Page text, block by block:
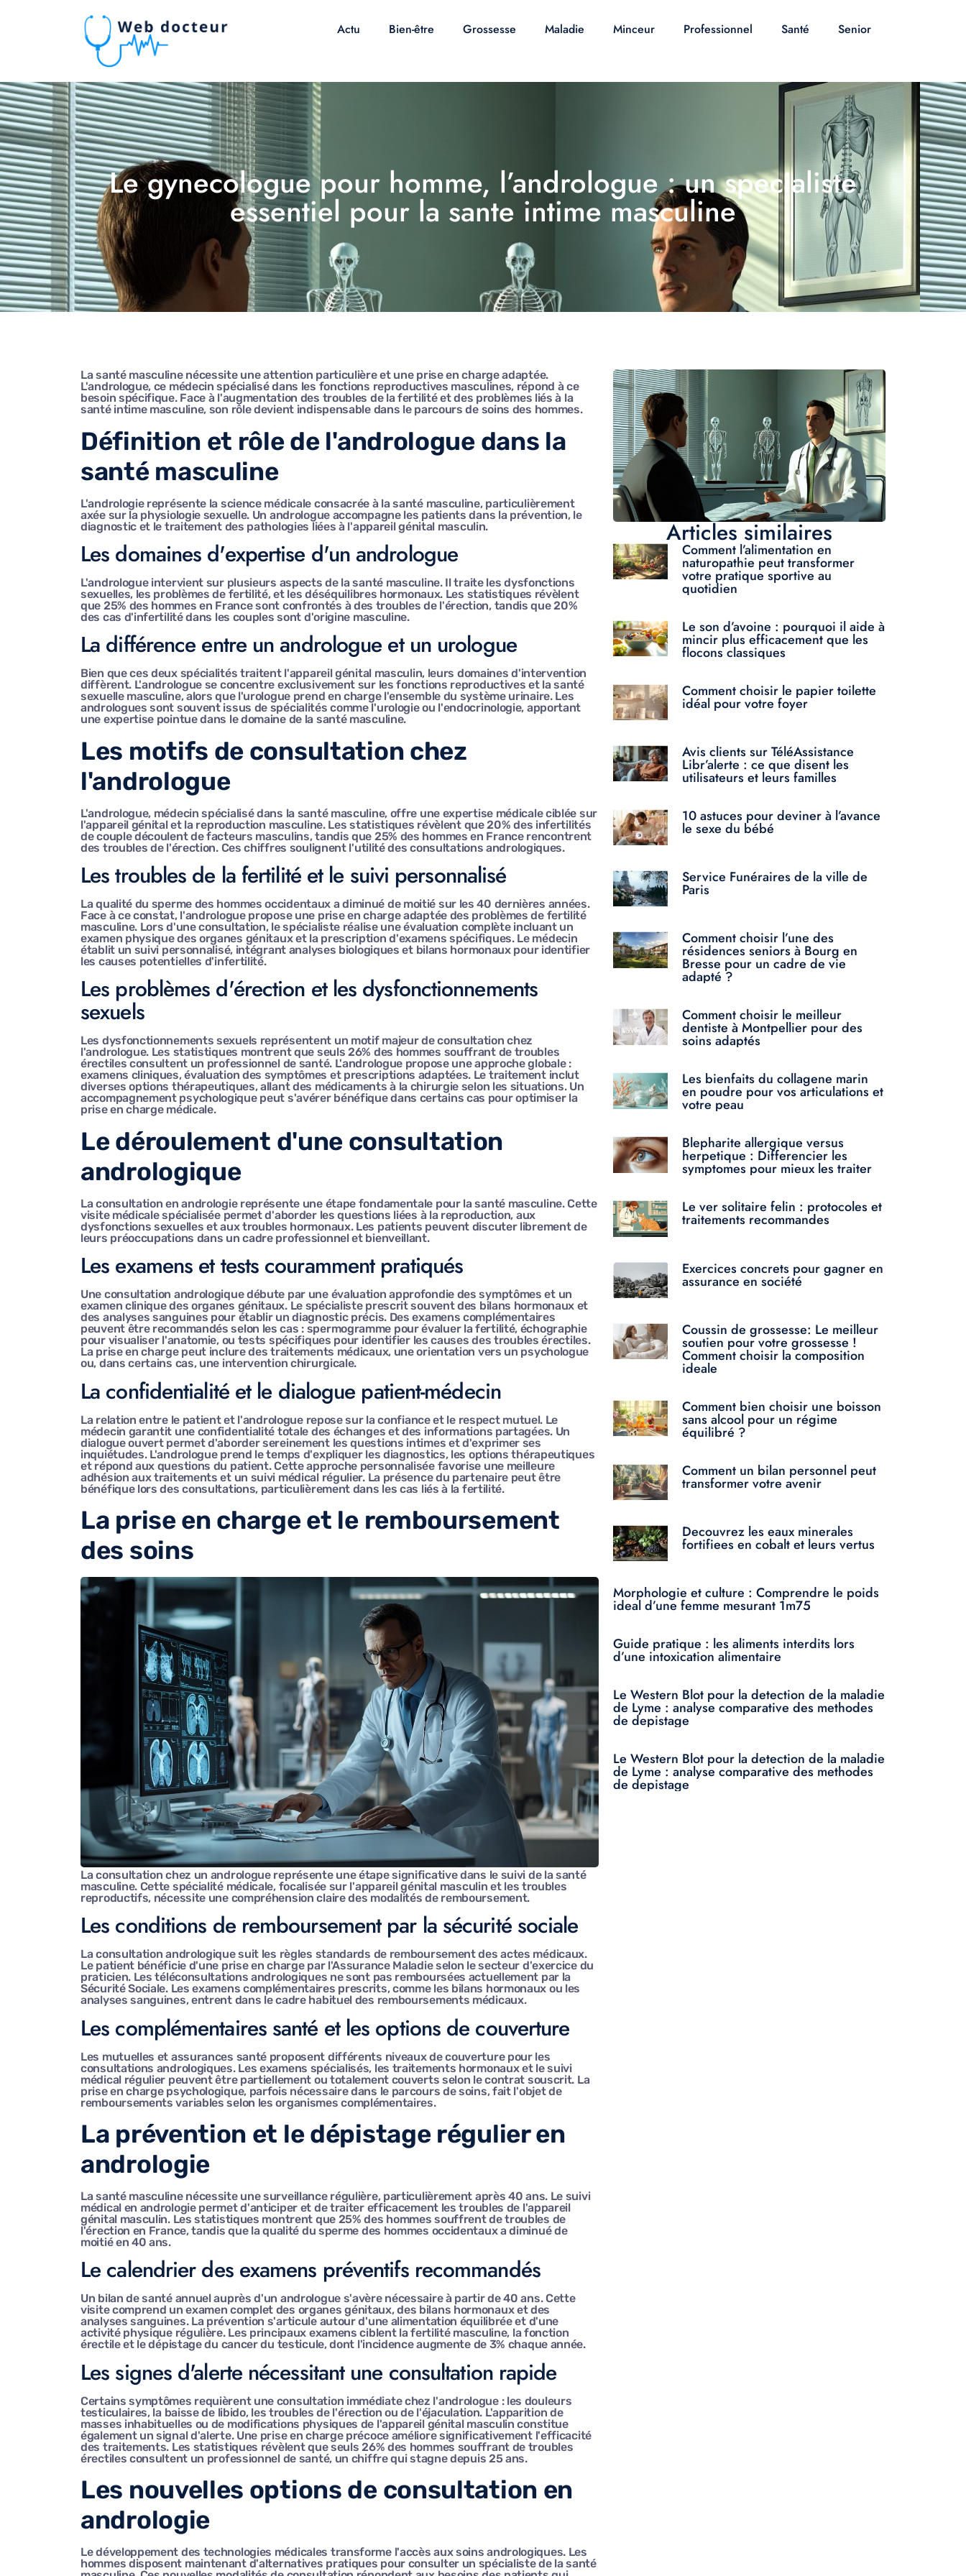
Actu Bien-être Grossesse Maladie Minceur Professionnel Santé Senior
Le gynecologue pour homme, l’andrologue : un specialiste
essentiel pour la sante intime masculine
La santé masculine nécessite une attention particulière et une prise en charge adaptée.
L'andrologue, ce médecin spécialisé dans les fonctions reproductives masculines, répond à ce
besoin spécifique. Face à l'augmentation des troubles de la fertilité et des problèmes liés à la
santé intime masculine, son rôle devient indispensable dans le parcours de soins des hommes.
Définition et rôle de l'andrologue dans la
santé masculine
L'andrologie représente la science médicale consacrée à la santé masculine, particulièrement
axée sur la physiologie sexuelle. Un andrologue accompagne les patients dans la prévention, le
diagnostic et le traitement des pathologies liées à l'appareil génital masculin.
Les domaines d'expertise d'un andrologue
L'andrologue intervient sur plusieurs aspects de la santé masculine. Il traite les dysfonctions
sexuelles, les problèmes de fertilité, et les déséquilibres hormonaux. Les statistiques révèlent
que 25% des hommes en France sont confrontés à des troubles de l'érection, tandis que 20%
des cas d'infertilité dans les couples sont d'origine masculine.
La différence entre un andrologue et un urologue
Bien que ces deux spécialités traitent l'appareil génital masculin, leurs domaines d'intervention
diffèrent. L'andrologue se concentre exclusivement sur les fonctions reproductives et la santé
sexuelle masculine, alors que l'urologue prend en charge l'ensemble du système urinaire. Les
andrologues sont souvent issus de spécialités comme l'urologie ou l'endocrinologie, apportant
une expertise pointue dans le domaine de la santé masculine.
Les motifs de consultation chez
l'andrologue
L'andrologue, médecin spécialisé dans la santé masculine, offre une expertise médicale ciblée sur
l'appareil génital et la reproduction masculine. Les statistiques révèlent que 20% des infertilités
de couple découlent de facteurs masculins, tandis que 25% des hommes en France rencontrent
des troubles de l'érection. Ces chiffres soulignent l'utilité des consultations andrologiques.
Les troubles de la fertilité et le suivi personnalisé
La qualité du sperme des hommes occidentaux a diminué de moitié sur les 40 dernières années.
Face à ce constat, l'andrologue propose une prise en charge adaptée des problèmes de fertilité
masculine. Lors d'une consultation, le spécialiste réalise une évaluation complète incluant un
examen physique des organes génitaux et la prescription d'examens spécifiques. Le médecin
établit un suivi personnalisé, intégrant analyses biologiques et bilans hormonaux pour identifier
les causes potentielles d'infertilité.
Les problèmes d'érection et les dysfonctionnements
sexuels
Les dysfonctionnements sexuels représentent un motif majeur de consultation chez
l'andrologue. Les statistiques montrent que seuls 26% des hommes souffrant de troubles
érectiles consultent un professionnel de santé. L'andrologue propose une approche globale :
examens cliniques, évaluation des symptômes et prescriptions adaptées. Le traitement inclut
diverses options thérapeutiques, allant des médicaments à la chirurgie selon les situations. Un
accompagnement psychologique peut s'avérer bénéfique dans certains cas pour optimiser la
prise en charge médicale.
Le déroulement d'une consultation
andrologique
La consultation en andrologie représente une étape fondamentale pour la santé masculine. Cette
visite médicale spécialisée permet d'aborder les questions liées à la reproduction, aux
dysfonctions sexuelles et aux troubles hormonaux. Les patients peuvent discuter librement de
leurs préoccupations dans un cadre professionnel et bienveillant.
Les examens et tests couramment pratiqués
Une consultation andrologique débute par une évaluation approfondie des symptômes et un
examen clinique des organes génitaux. Le spécialiste prescrit souvent des bilans hormonaux et
des analyses sanguines pour établir un diagnostic précis. Des examens complémentaires
peuvent être recommandés selon les cas : spermogramme pour évaluer la fertilité, échographie
pour visualiser l'anatomie, ou tests spécifiques pour identifier les causes des troubles érectiles.
La prise en charge peut inclure des traitements médicaux, une orientation vers un psychologue
ou, dans certains cas, une intervention chirurgicale.
La confidentialité et le dialogue patient-médecin
La relation entre le patient et l'andrologue repose sur la confiance et le respect mutuel. Le
médecin garantit une confidentialité totale des échanges et des informations partagées. Un
dialogue ouvert permet d'aborder sereinement les questions intimes et d'exprimer ses
inquiétudes. L'andrologue prend le temps d'expliquer les diagnostics, les options thérapeutiques
et répond aux questions du patient. Cette approche personnalisée favorise une meilleure
adhésion aux traitements et un suivi médical régulier. La présence du partenaire peut être
bénéfique lors des consultations, particulièrement dans les cas liés à la fertilité.
La prise en charge et le remboursement
des soins
La consultation chez un andrologue représente une étape significative dans le suivi de la santé
masculine. Cette spécialité médicale, focalisée sur l'appareil génital masculin et les troubles
reproductifs, nécessite une compréhension claire des modalités de remboursement.
Les conditions de remboursement par la sécurité sociale
La consultation andrologique suit les règles standards de remboursement des actes médicaux.
Le patient bénéficie d'une prise en charge par l'Assurance Maladie selon le secteur d'exercice du
praticien. Les téléconsultations andrologiques ne sont pas remboursées actuellement par la
Sécurité Sociale. Les examens complémentaires prescrits, comme les bilans hormonaux ou les
analyses sanguines, entrent dans le cadre habituel des remboursements médicaux.
Les complémentaires santé et les options de couverture
Les mutuelles et assurances santé proposent différents niveaux de couverture pour les
consultations andrologiques. Les examens spécialisés, les traitements hormonaux et le suivi
médical régulier peuvent être partiellement ou totalement couverts selon le contrat souscrit. La
prise en charge psychologique, parfois nécessaire dans le parcours de soins, fait l'objet de
remboursements variables selon les organismes complémentaires.
La prévention et le dépistage régulier en
andrologie
La santé masculine nécessite une surveillance régulière, particulièrement après 40 ans. Le suivi
médical en andrologie permet d'anticiper et de traiter efficacement les troubles de l'appareil
génital masculin. Les statistiques montrent que 25% des hommes souffrent de troubles de
l'érection en France, tandis que la qualité du sperme des hommes occidentaux a diminué de
moitié en 40 ans.
Le calendrier des examens préventifs recommandés
Un bilan de santé annuel auprès d'un andrologue s'avère nécessaire à partir de 40 ans. Cette
visite comprend un examen complet des organes génitaux, des bilans hormonaux et des
analyses sanguines. La prévention s'articule autour d'une alimentation équilibrée et d'une
activité physique régulière. Les principaux examens ciblent la fertilité masculine, la fonction
érectile et le dépistage du cancer du testicule, dont l'incidence augmente de 3% chaque année.
Les signes d'alerte nécessitant une consultation rapide
Certains symptômes requièrent une consultation immédiate chez l'andrologue : les douleurs
testiculaires, la baisse de libido, les troubles de l'érection ou de l'éjaculation. L'apparition de
masses inhabituelles ou de modifications physiques de l'appareil génital masculin constitue
également un signal d'alerte. Une prise en charge précoce améliore significativement l'efficacité
des traitements. Les statistiques révèlent que seuls 26% des hommes souffrant de troubles
érectiles consultent un professionnel de santé, un chiffre qui stagne depuis 25 ans.
Les nouvelles options de consultation en
andrologie
Le développement des technologies médicales transforme l'accès aux soins andrologiques. Les
hommes disposent maintenant d'alternatives pratiques pour consulter un spécialiste de la santé
Articles similaires
Comment l’alimentation en
naturopathie peut transformer
votre pratique sportive au
quotidien
Le son d’avoine : pourquoi il aide à
mincir plus efficacement que les
flocons classiques
Comment choisir le papier toilette
idéal pour votre foyer
Avis clients sur TéléAssistance
Libr’alerte : ce que disent les
utilisateurs et leurs familles
10 astuces pour deviner à l’avance
le sexe du bébé
Service Funéraires de la ville de
Paris
Comment choisir l’une des
résidences seniors à Bourg en
Bresse pour un cadre de vie
adapté ?
Comment choisir le meilleur
dentiste à Montpellier pour des
soins adaptés
Les bienfaits du collagene marin
en poudre pour vos articulations et
votre peau
Blepharite allergique versus
herpetique : Differencier les
symptomes pour mieux les traiter
Le ver solitaire felin : protocoles et
traitements recommandes
Exercices concrets pour gagner en
assurance en société
Coussin de grossesse: Le meilleur
soutien pour votre grossesse !
Comment choisir la composition
ideale
Comment bien choisir une boisson
sans alcool pour un régime
équilibré ?
Comment un bilan personnel peut
transformer votre avenir
Decouvrez les eaux minerales
fortifiees en cobalt et leurs vertus
Morphologie et culture : Comprendre le poids
ideal d’une femme mesurant 1m75
Guide pratique : les aliments interdits lors
d’une intoxication alimentaire
Le Western Blot pour la detection de la maladie
de Lyme : analyse comparative des methodes
de depistage
Le Western Blot pour la detection de la maladie
de Lyme : analyse comparative des methodes
de depistage